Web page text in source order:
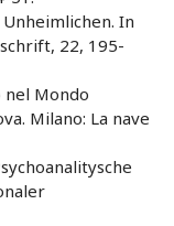
Unheimlichen. In
22, 195-
nel Mondo
Milano: La nave